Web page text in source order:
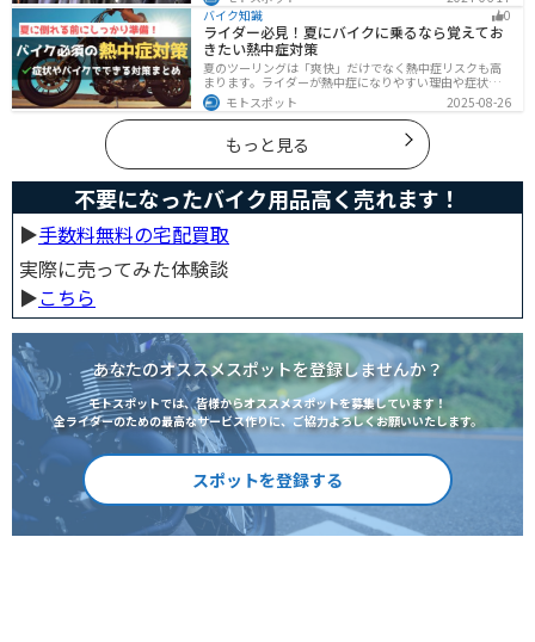
さ・機能性・デザイン性など様々なメリットがありま
す。この記事では、ジャケットの種類や選び方など初心
者が知っておくべきことをまとめました。
バイク知識
0
ライダー必見！夏にバイクに乗るなら覚えてお
きたい熱中症対策
夏のツーリングは「爽快」だけでなく熱中症リスクも高
まります。ライダーが熱中症になりやすい理由や症状、
危険性、そして安全に楽しむための対策を徹底解説。夏
用ウェア・水分補給・休憩ポイントの工夫など、猛暑で
も快適に走るコツを紹介します。
モトスポット 2025-08-26
もっと見る
不要になったバイク用品高く売れます！
▶︎手数料無料の宅配買取
実際に売ってみた体験談
▶︎こちら
あなたのオススメスポットを登録しませんか？
モトスポットでは、皆様からオススメスポットを募集しています！
全ライダーのための最高なサービス作りに、ご協力よろしくお願いいたします。
スポットを登録する